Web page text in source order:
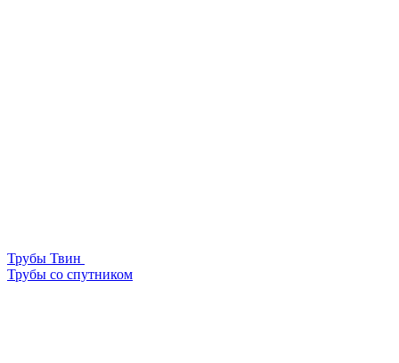
Трубы Твин
Трубы со спутником